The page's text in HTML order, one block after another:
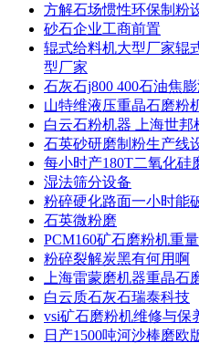
方解石场惯性环保制粉
砂石企业工商前置
辊式给料机大型厂家辊
型厂家
石灰石j800 400石油焦
山特维液压重晶石磨粉
白云石粉机器 上海世邦
石英砂研磨制粉生产线
每小时产180T二氧化硅
湿法筛分设备
粉碎硬化路面一小时能
石英微粉磨
PCM160矿石磨粉机重量
粉碎裂解炭黑有何用啊
上海雷蒙磨机器重晶石
白云质石灰石瑞泰科技
vsi矿石磨粉机维修与保
日产1500吨河沙棒磨欧